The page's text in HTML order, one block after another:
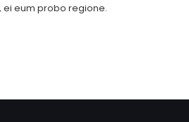
eum probo regione.